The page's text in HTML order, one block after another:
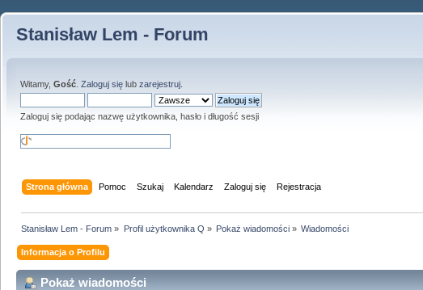
Stanisław Lem - Forum
Witamy, Gość Zaloguj się lub zarejestruj
Zaloguj się podając nazwę użytkownika, hasło i długość sesji
Strona główna Pomoc Szukaj Kalendarz Zaloguj się Rejestracja
Stanisław Lem - Forum » Profil użytkownika Q » Pokaż wiadomości» Wiadomości
Informacja o Profilu
Pokaż wiadomości